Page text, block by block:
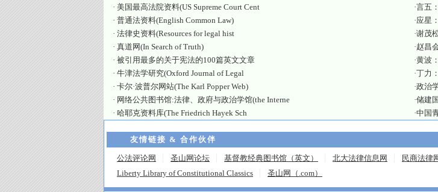
· 美国最高法院资料(US Supreme Court Cent
· 普通法资料(English Common Law)
· 法律史资料(Resources for legal hist
· 真道网(In Search of Truth)
· 被引用最多的关于宪法的100篇英文文章
· 牛津法学研究(Oxford Journal of Legal
· 卡尔·波普尔网站(The Karl Popper Web)
· 网络公共图书馆:法律、政府与政治学馆(the Interne
· 哈耶克资料库(The Friedrich Hayek Sch
·言五
·应星
·谢茂
·赵昌
·黄波
·丁力
·政治
·储建
·中国
友情链接 & 合作伙伴
公法评论网 圣山网论坛 基督教经典图书馆（英文） 北大法律信息网 民商法律
Liberty Library of Constitutional Classics
圣山网（.com）